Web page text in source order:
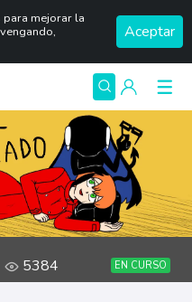
mejorar la
Aceptar
5384 EN CURSO